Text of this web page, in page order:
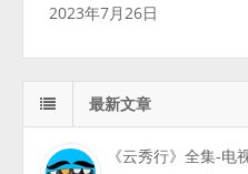
2023年7月26日
最新文章
《云秀行》全集-电